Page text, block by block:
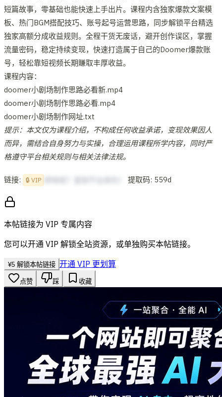
短篇故事，零基础也能快速上手出片。课程内含独家爆款文案模
板、热门BGM搭配技巧、账号起号运营思路，同步解锁平台精选
独家高额分成收益规则。全程干货无废话，避开创作误区，掌握
流量密码，稳定持续变现，快速打造属于自己的Doomer爆款账
号，轻松靠短视频长期賺取丰厚收益。
课程内容：
doomer小剧场制作思路必看新.mp4
doomer小剧场制作思路必看.mp4
doomer小剧场制作网址.txt
提示：本文仅为课程介绍，不构成任何收益承诺，变现效果因人
而异，需结合自身努力与实操，合理运用课程所学内容，同时严
格遵守平台相关规则与相关法律法规。
链接: 🔒 VIP 提取码: 559d
本帖链接为 VIP 专属内容
您可以开通 VIP 解锁全站资源，或单独购买本帖链接。
¥5 解锁本帖链接 开通 VIP 更划算
点赞 踩 收藏